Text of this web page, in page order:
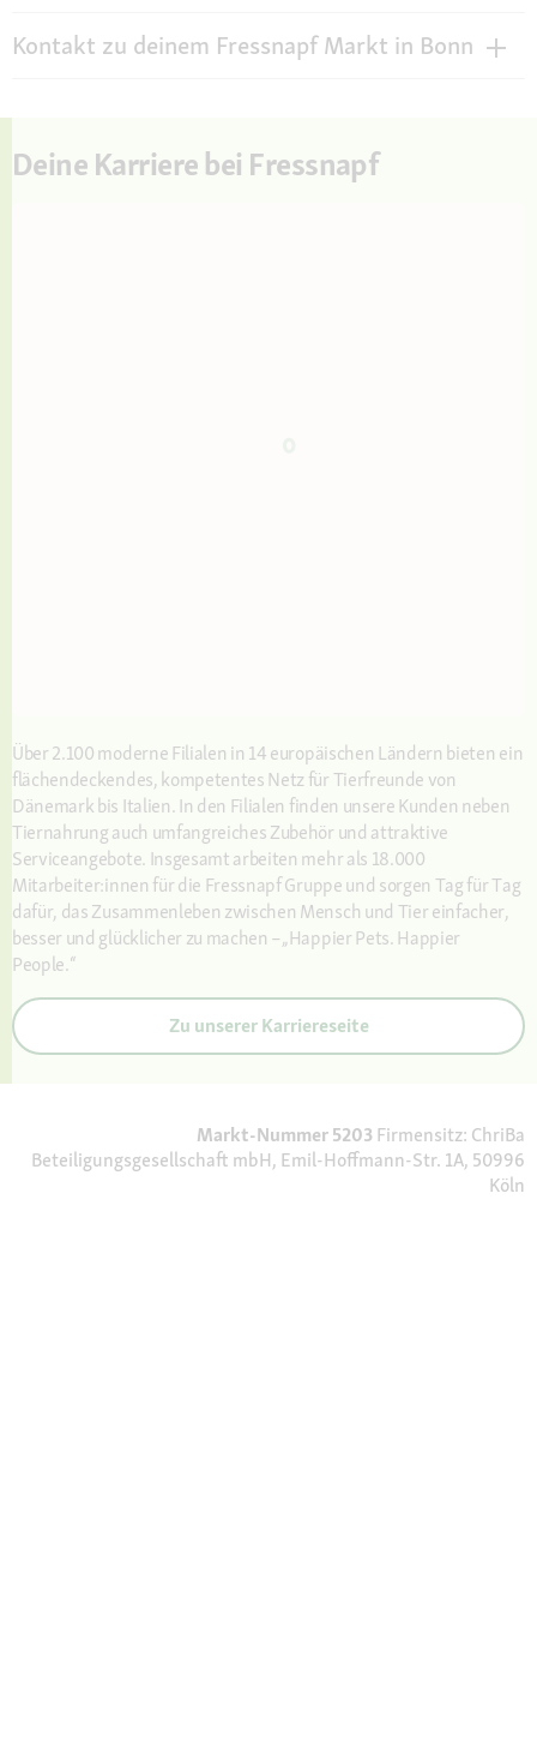
Kontakt zu deinem Fressnapf Markt in Bonn
Deine Karriere bei Fressnapf
Über 2.100 moderne Filialen in 14 europäischen Ländern bieten ein
flächendeckendes, kompetentes Netz für Tierfreunde von
Dänemark bis Italien. In den Filialen finden unsere Kunden neben
Tiernahrung auch umfangreiches Zubehör und attraktive
Serviceangebote. Insgesamt arbeiten mehr als 18.000
Mitarbeiter:innen für die Fressnapf Gruppe und sorgen Tag für Tag
dafür, das Zusammenleben zwischen Mensch und Tier einfacher,
besser und glücklicher zu machen –„Happier Pets. Happier
People.“
Zu unserer Karriereseite
Markt-Nummer 5203 Firmensitz: ChriBa
Beteiligungsgesellschaft mbH, Emil-Hoffmann-Str. 1A, 50996
Köln